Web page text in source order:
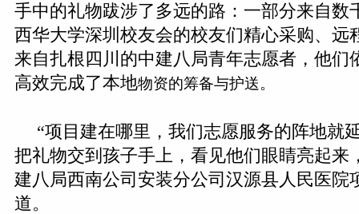
手中的礼物跋涉了多远的路：一部分来自数
西华大学深圳校友会的校友们精心采购、远
来自扎根四川的中建八局青年志愿者，他们
高效完成了本地物资的筹备与护送。
“项目建在哪里，我们志愿服务的阵地就
把礼物交到孩子手上，看见他们眼睛亮起来
建八局西南公司安装分公司汉源县人民医院
道。